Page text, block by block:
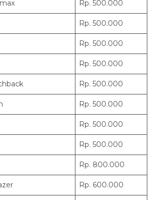
Rp. 500.000
Rp. 500.000
Rp. 500.000
Rp. 500.000
Rp. 500.000
Rp. 500.000
Rp. 500.000
Rp. 500.000
Rp. 800.000
Rp. 600.000